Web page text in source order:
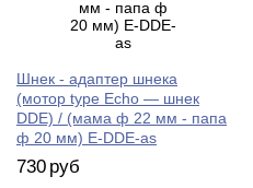
Шнек - адаптер шнека
(мотор type Echo — шнек
DDE) / (мама ф 22 мм - папа
ф 20 мм) E-DDE-as
730 руб